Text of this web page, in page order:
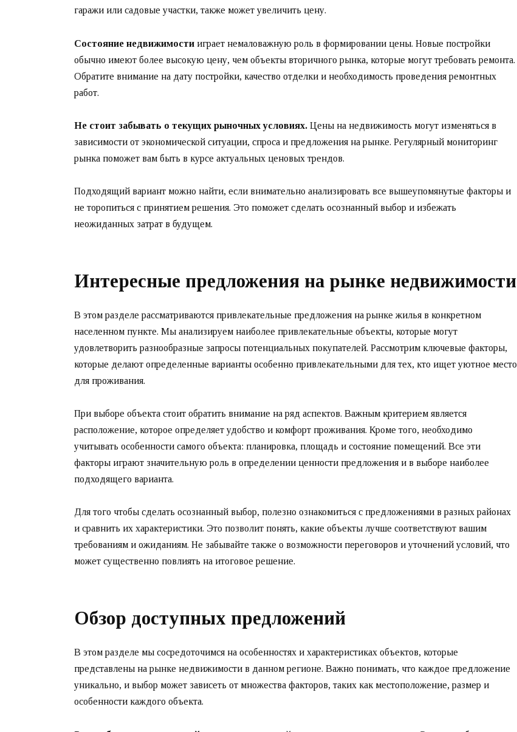
гаражи или садовые участки, также может увеличить цену.
Состояние недвижимости играет немаловажную роль в формировании цены. Новые постройки
обычно имеют более высокую цену, чем объекты вторичного рынка, которые могут требовать ремонта.
Обратите внимание на дату постройки, качество отделки и необходимость проведения ремонтных
работ.
Не стоит забывать о текущих рыночных условиях. Цены на недвижимость могут изменяться в
зависимости от экономической ситуации, спроса и предложения на рынке. Регулярный мониторинг
рынка поможет вам быть в курсе актуальных ценовых трендов.
Подходящий вариант можно найти, если внимательно анализировать все вышеупомянутые факторы и
не торопиться с принятием решения. Это поможет сделать осознанный выбор и избежать
неожиданных затрат в будущем.
Интересные предложения на рынке недвижимости
В этом разделе рассматриваются привлекательные предложения на рынке жилья в конкретном
населенном пункте. Мы анализируем наиболее привлекательные объекты, которые могут
удовлетворить разнообразные запросы потенциальных покупателей. Рассмотрим ключевые факторы,
которые делают определенные варианты особенно привлекательными для тех, кто ищет уютное место
для проживания.
При выборе объекта стоит обратить внимание на ряд аспектов. Важным критерием является
расположение, которое определяет удобство и комфорт проживания. Кроме того, необходимо
учитывать особенности самого объекта: планировка, площадь и состояние помещений. Все эти
факторы играют значительную роль в определении ценности предложения и в выборе наиболее
подходящего варианта.
Для того чтобы сделать осознанный выбор, полезно ознакомиться с предложениями в разных районах
и сравнить их характеристики. Это позволит понять, какие объекты лучше соответствуют вашим
требованиям и ожиданиям. Не забывайте также о возможности переговоров и уточнений условий, что
может существенно повлиять на итоговое решение.
Обзор доступных предложений
В этом разделе мы сосредоточимся на особенностях и характеристиках объектов, которые
представлены на рынке недвижимости в данном регионе. Важно понимать, что каждое предложение
уникально, и выбор может зависеть от множества факторов, таких как местоположение, размер и
особенности каждого объекта.